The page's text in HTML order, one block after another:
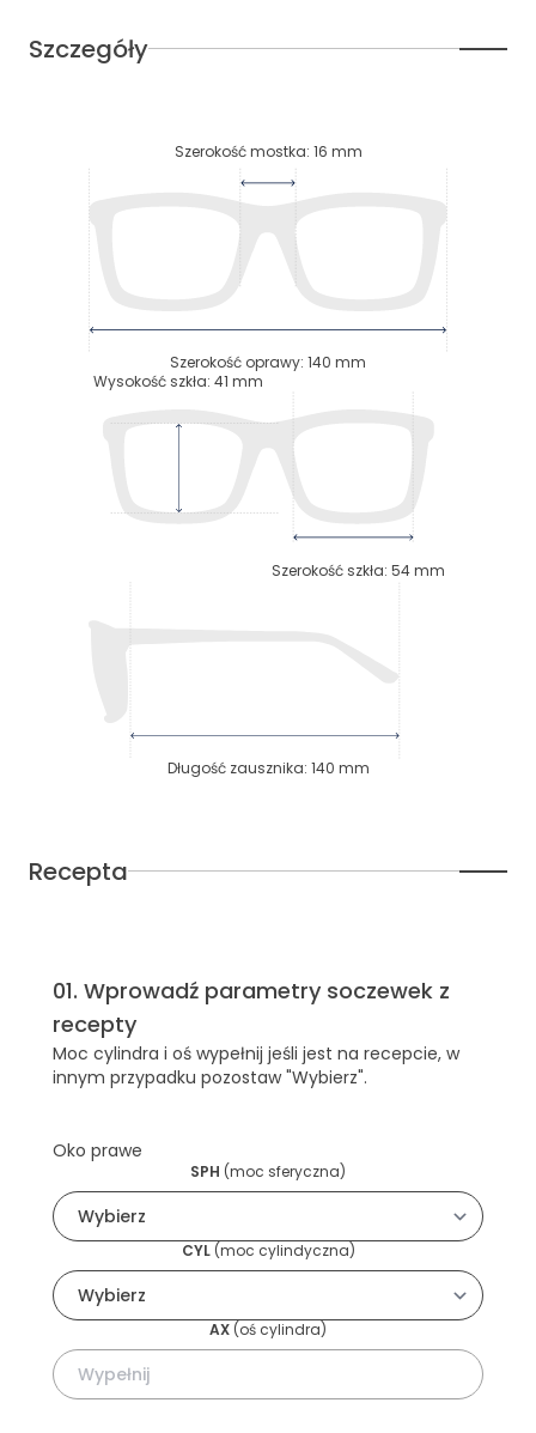
Szczegóły
Szerokość mostka: 16 mm
Szerokość oprawy: 140 mm
Wysokość szkła: 41 mm
Szerokość szkła: 54mm
Długość zausznika: 140 mm
Recepta
01. Wprowadź parametry soczewek z
recepty
Moc cylindra i oś wypełnij jeśli jest na recepcie, w
innym przypadku pozostaw "Wybierz".
Oko prawe
SPH (moc sferyczna)
CYL(moc cylindyczna)
AX (oś cylindra)